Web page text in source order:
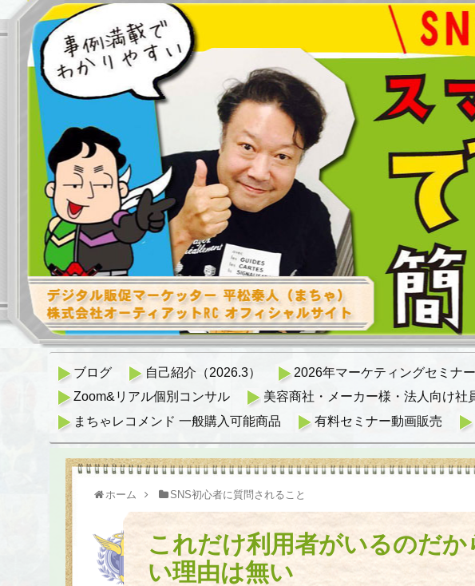
ブログ 自己紹介（2026.3） 2026年マーケティングセミナ
Zoom&リアル個別コンサル
美容商社・メーカー様・法人向け社
まちゃレコメンド 一般購入可能商品
有料セミナー動画販売
ホーム SNS初心者に質問されること
これだけ利用者がいるのだ
い理由は無い